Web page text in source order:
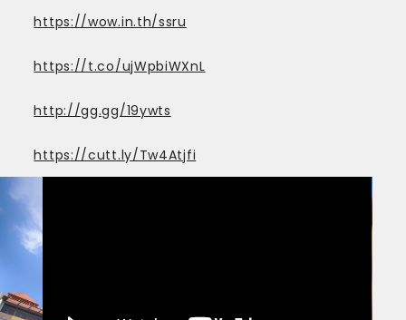
https://wow.in.th/ssru
https://t.co/ujWpbiWXnL
http://gg.gg/19ywts
https://cutt.ly/Tw4Atjfi